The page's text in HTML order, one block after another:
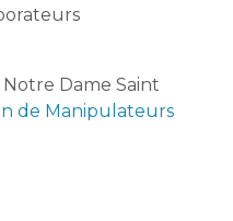
Dame Saint
de Manipulateurs